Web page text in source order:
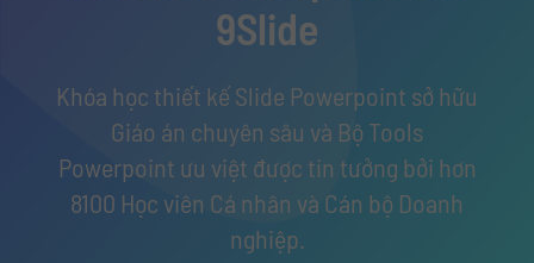
9Slide
Khóa học thiết kế Slide Powerpoint sở hữu
Giáo án chuyên sâu và Bộ Tools
Powerpoint ưu việt được tin tưởng bởi hơn
8100 Học viên Cá nhân và Cán bộ Doanh
nghiệp.